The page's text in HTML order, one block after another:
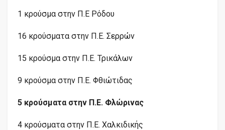
1 κρούσμα στην Π.Ε Ρόδου
16 κρούσματα στην Π.Ε. Σερρών
15 κρούσμα στην Π.Ε. Τρικάλων
9 κρούσμα στην Π.Ε. Φθιώτιδας
5 κρούσματα στην Π.Ε. Φλώρινας
4 κρούσματα στην Π.Ε. Χαλκιδικής